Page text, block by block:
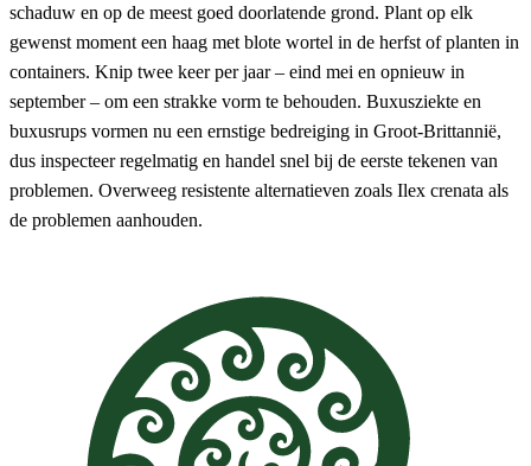
schaduw en op de meest goed doorlatende grond. Plant op elk
gewenst moment een haag met blote wortel in de herfst of planten in
containers. Knip twee keer per jaar – eind mei en opnieuw in
september – om een ​​strakke vorm te behouden. Buxusziekte en
buxusrups vormen nu een ernstige bedreiging in Groot-Brittannië,
dus inspecteer regelmatig en handel snel bij de eerste tekenen van
problemen. Overweeg resistente alternatieven zoals Ilex crenata als
de problemen aanhouden.